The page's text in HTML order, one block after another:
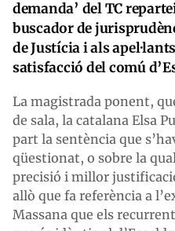
demanda’ del TC
buscador de
de Justícia i als
satisfacció del comú
La magistrada ponent,
de sala, la catalana Elsa
part la sentència que
qüestionat, o sobre la
precisió i millor
allò que fa referència a
Massana que els